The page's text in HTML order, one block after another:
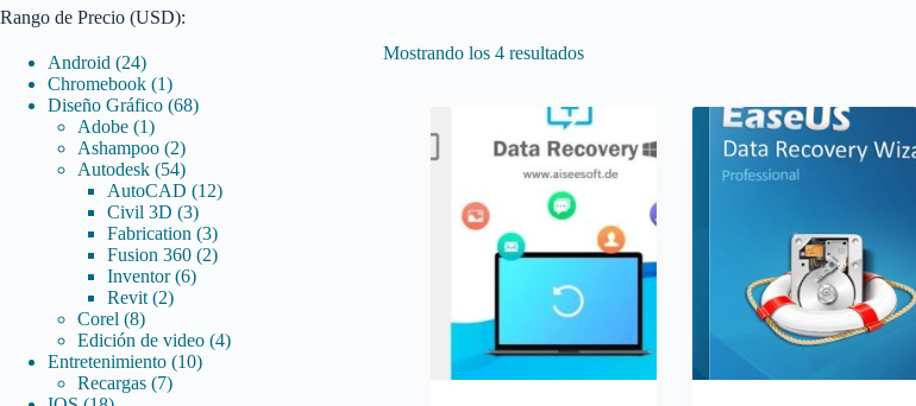
Mostrando los 4 resultados
Rango de Precio (USD):
Android 2424
productos
Chromebook 11
producto
Diseño Gráfico 6868
Adobe 11
producto
Ashampoo 22
productos
Autodesk 5454
productos
AutoCAD 1212
Civil 3D 33
productos
Fabrication 33
productos
Fusion 360 22
Inventor 66
Revit 22
Corel 88
productos
Edición de video 44
Entretenimiento 1010
Recargas 77